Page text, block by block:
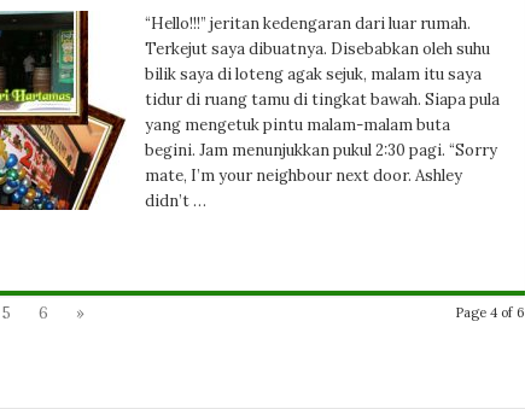
“Hello!!!” jeritan kedengaran dari luar rumah.
Terkejut saya dibuatnya. Disebabkan oleh suhu
bilik saya di loteng agak sejuk, malam itu saya
tidur di ruang tamu di tingkat bawah. Siapa pula
yang mengetuk pintu malam-malam buta
begini. Jam menunjukkan pukul 2:30 pagi. “Sorry
mate, I’m your neighbour next door. Ashley
didn’t …
Page 4 of 6
5 6 »